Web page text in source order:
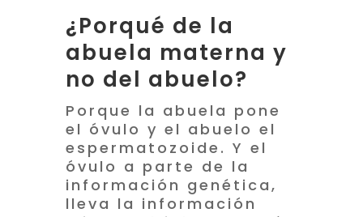
¿Porqué de la
abuela materna y
no del abuelo?
Porque la abuela pone
el óvulo y el abuelo el
espermatozoide. Y el
óvulo a parte de la
información genética,
lleva la información